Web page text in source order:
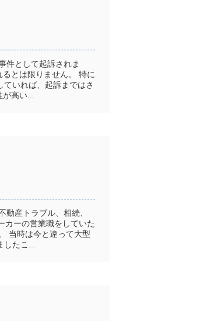
件として起訴されま
とは限りません。 特に
いれば、起訴まではさ
が高い...
産トラブル、相続、
ーの営業職をしていた
当時は今と違って大型
したこ...